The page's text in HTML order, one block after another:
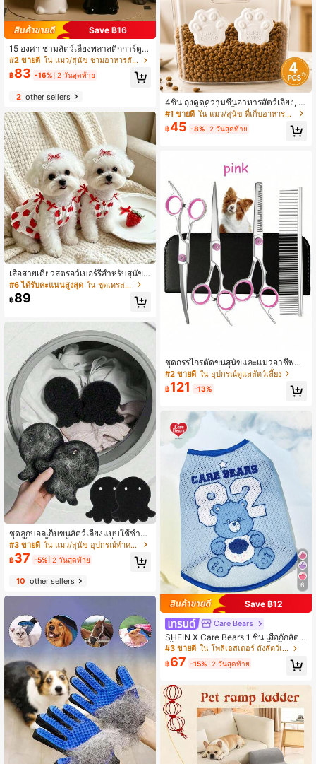
Save ฿16
15 องศา ชามสัตว์เลี้ยงพลาสติกการ์ตูน
น่ารักเอียง, ป้องกันอาเจียน, ฐานมั่นคง,
ป้องกันคอ, เหมาะสำหรับแมวและสุนัขใ
นร่ม, เครื่องล้างจาน, ของขวัญที่ดีที่สุด
#2 ขายดี ใน แมว/สุนัข ชามอาหารสัตว์เลี้ยง Pet Basic
฿83 -16% 2 วันสุดท้าย
2other sellers
เสื้อสายเดี่ยวสตรอว์เบอร์รี่สำหรับสุนัขแ
ละแมว รุ่นใหม่ฤดูร้อน สไตล์หวาน สำห
รับสุนัขพันธุ์เล็ก เทดดี้ บิชอน
#6 ได้รับคะแนนสูงสุด ใน ชุดเดรสสัตว์เลี้ยง
฿89
ชุดลูกบอลเก็บขนสัตว์เลี้ยงแบบใช้ซ้ำได้
10 ชิ้น/6 ชิ้น/1 ชิ้น สำหรับเครื่องซักผ้า
ลายน่ารักสุนัขและแมว เครื่องมือขจัดข
นและขุยผ้าสำหรับเสื้อผ้า อุปกรณ์ทำคว
ละห้องครัว ใช้ทำความสะอาดอุปกรณ์ค
งหมด โปรดเข้าใจและขอบคุณสำหรับก
ารสนับสนุน)
#3 ขายดี ใน แมว/สุนัข อุปกรณ์ทำความสะอาดสัตว์เลี้ยง
฿37 -5% 2 วันสุดท้าย
10 other sellers
4ชิ้น ถุงดูดความชื้นอาหารสัตว์เลี้ยง, ถุ
งดูดความชื้นที่ใช้ซ้ำได้, เหมาะสำหรับ
ภาชนะเก็บอาหารแมว อาหารสุนัข, ช่ว
ยรักษาความสด แห้ง และกรอบของอาห
#1 ขายดี ใน แมว/สุนัข ที่เก็บอาหารและที่ตักอาหารสัตว์เลี้ยง
฿45 -8% 2 วันสุดท้าย
ชุดกรรไกรตัดขนสุนัขและแมวอาชีพที่มี
กรรไกรโค้งและหวีสแตนเลสเป็นอุปกร
ณ์ ตัดผม, ตัดขน, กรรไกรโค้ง, ทรงผม,
กรรไกรแบน, กรรไกรม้วนผม, กรรไกรค
ณ์จำเป็นสำหรับแมว
#2 ขายดี ใน อุปกรณ์ดูแลสัตว์เลี้ยง
฿121 -13%
6
Save ฿12
Care Bears
SHEIN X Care Bears 1 ชิ้น เสื้อกั๊กสัตว์
เลี้ยงพิมพ์ลายการ์ตูนน่ารัก, เสื้อกั๊กกีฬา,
ใช้ได้กับแมวและสุนัข, ขนาดตั้งแต่ XX
S ถึง XXXXXL, จากขนาดเล็กพิเศษถึงข
โกรธ, หมีแบ่งปัน, หมีสายรุ้ง
#3 ขายดี ใน โพลีเอสเตอร์ ถังสัตว์เลี้ยง
฿67 -15% 2 วันสุดท้าย